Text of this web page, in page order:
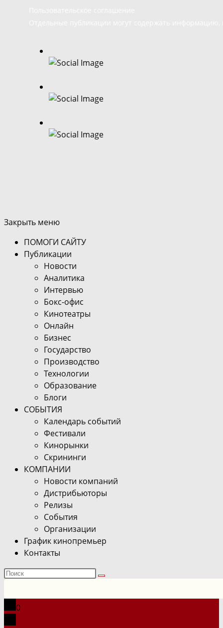
Закрыть меню
ПОМОГИ САЙТУ
Публикации
Новости
Аналитика
Интервью
Бокс-офис
Кинотеатры
Онлайн
Бизнес
Государство
Производство
Технологии
Образование
Блоги
СОБЫТИЯ
Календарь событий
Фестивали
Кинорынки
Скрининги
КОМПАНИИ
Новости компаний
Дистрибьюторы
Релизы
События
Организации
График кинопремьер
Контакты
Поиск
сайте
0